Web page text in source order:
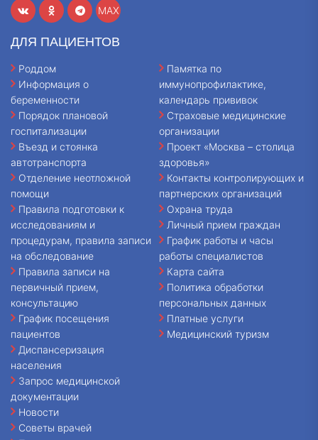
MAX
ДЛЯ ПАЦИЕНТОВ
Роддом
Информация о
беременности
Порядок плановой
госпитализации
Въезд и стоянка
автотранспорта
Отделение неотложной
помощи
Правила подготовки к
исследованиям и
процедурам, правила записи
на обследование
Правила записи на
первичный прием,
консультацию
График посещения
пациентов
Диспансеризация
населения
Запрос медицинской
документации
Новости
Советы врачей
Памятка по
иммунопрофилактике,
календарь прививок
Страховые медицинские
организации
Проект «Москва – столица
здоровья»
Контакты контролирующих и
партнерских организаций
Охрана труда
Личный прием граждан
График работы и часы
работы специалистов
Карта сайта
Политика обработки
персональных данных
Платные услуги
Медицинский туризм